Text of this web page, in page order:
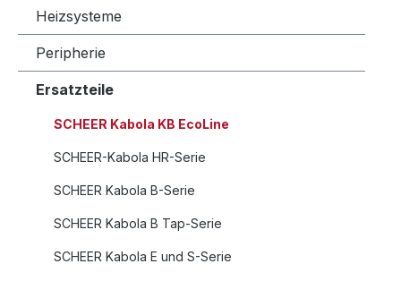
Heizsysteme
Peripherie
Ersatzteile
SCHEER Kabola KB EcoLine
SCHEER-Kabola HR-Serie
SCHEER Kabola B-Serie
SCHEER Kabola B Tap-Serie
SCHEER Kabola E und S-Serie